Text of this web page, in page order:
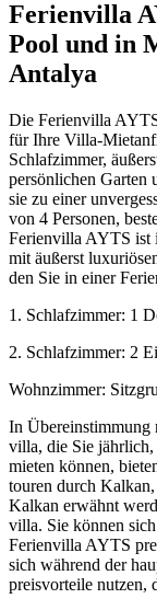
Ferienvilla
Pool und in
Antalya
Die Ferienvilla
für Ihre Villa-
Schlafzimmer,
persönlichen Garten
sie zu einer
von 4 Personen,
Ferienvilla AYTS ist
mit äußerst
den Sie in einer
1. Schlafzimmer: 1
2. Schlafzimmer: 2
Wohnzimmer:
In Übereinstimmung
villa, die Sie
mieten können,
touren durch
Kalkan erwähnt
villa. Sie können
Ferienvilla AYTS
sich während der
preisvorteile nutzen,